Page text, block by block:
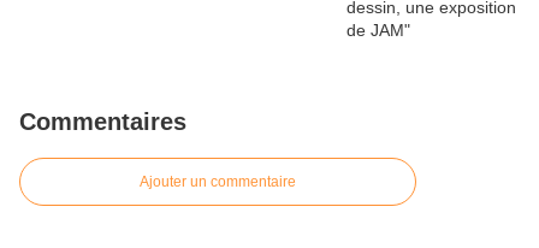
Commentaires
Ajouter un commentaire